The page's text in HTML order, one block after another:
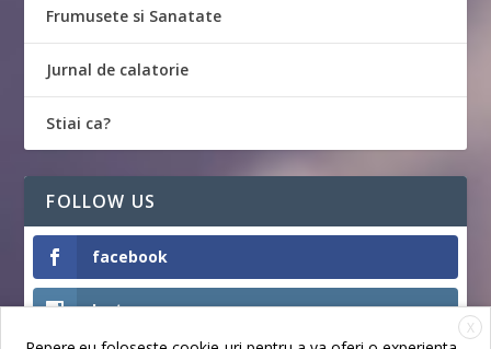
Frumusete si Sanatate
Jurnal de calatorie
Stiai ca?
FOLLOW US
facebook
Instagram
X